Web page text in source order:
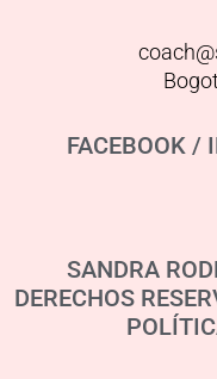
FACEBOOK/
SANDRA
DERECHOS